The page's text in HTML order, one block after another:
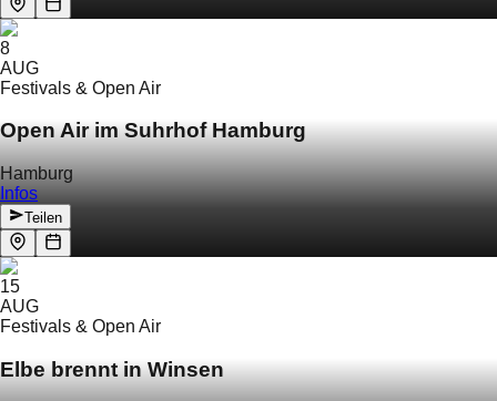
8
AUG
Festivals & Open Air
Open Air im Suhrhof Hamburg
Hamburg
Infos
Teilen
15
AUG
Festivals & Open Air
Elbe brennt in Winsen